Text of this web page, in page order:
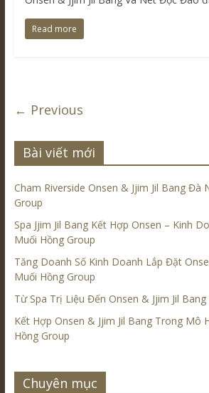
Read more
← Previous
Bài viết mới
Cham Riverside Onsen & Jjim Jil Bang Đà
Group
Spa Jjim Jil Bang Kết Hợp Onsen – Kinh
Muối Hồng Group
Tăng Doanh Số Kinh Doanh Lắp Đặt
Muối Hồng Group
Từ Spa Trị Liệu Đến Onsen & Jjim Jil
Kết Hợp Onsen & Jjim Jil Bang Trong Mô
Hồng Group
Chuyên mục